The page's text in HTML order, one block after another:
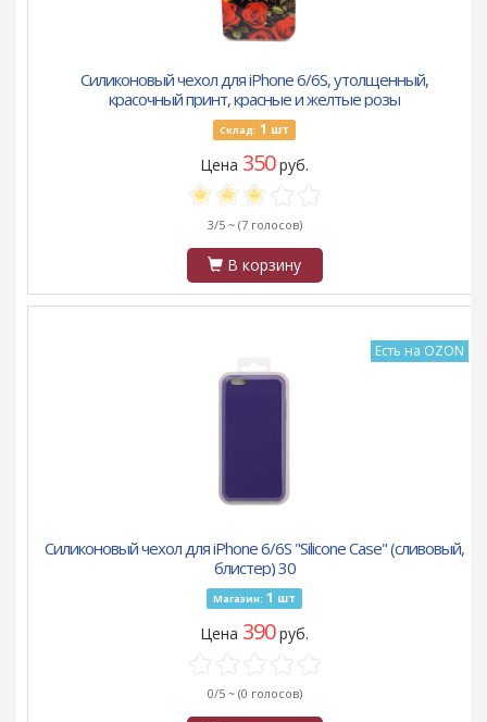
Силиконовый чехол для iPhone 6/6S, утолщенный,
красочный принт, красные и желтые розы
Склад: 1 шт
Цена 350руб.
3/5 ~ (7 голосов)
В корзину
Есть на OZON
Силиконовый чехол для iPhone 6/6S "Silicone Case" (сливовый,
блистер) 30
Магазин: 1 шт
Цена 390руб.
0/5 ~ (0 голосов)